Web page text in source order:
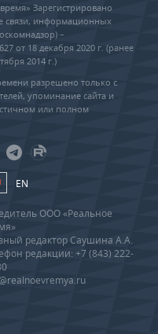
Зарегистрировано
связи, информационных
–
от 18 декабря 2020 г. (ранее
2014 г.)
разрешено только с
упоминание сайта и
или полном
EN
ООО «Реальное
редактор Саушина А.А.
редакции: +7 (843) 222-